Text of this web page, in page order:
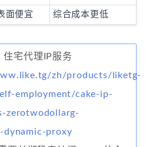
面便宜 综合成本更低
住宅代理IP服务
zh/products/liketg-
employment/cake-ip-
zerotwodollarg-
dynamic-proxy